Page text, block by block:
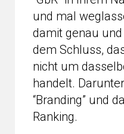
und mal
damit genau
dem Schluss,
nicht um
handelt.
“Branding” und
Ranking.